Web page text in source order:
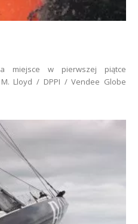
miejsce w pierwszej piątce
Lloyd / DPPI / Vendee Globe